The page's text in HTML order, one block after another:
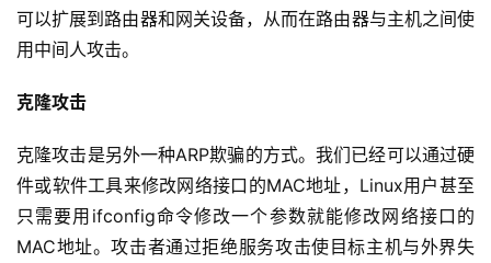
可以扩展到路由器和网关设备，从而在路由器与主机之间使
用中间人攻击。
克隆攻击
克隆攻击是另外一种ARP欺骗的方式。我们已经可以通过硬
件或软件工具来修改网络接口的MAC地址，Linux用户甚至
只需要用ifconfig命令修改一个参数就能修改网络接口的
MAC地址。攻击者通过拒绝服务攻击使目标主机与外界失